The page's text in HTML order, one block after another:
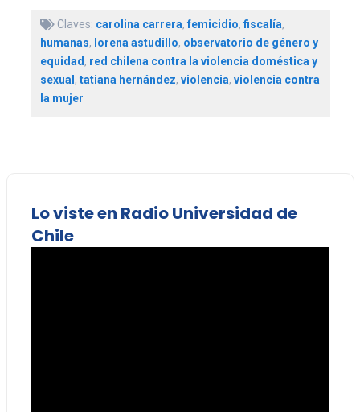
Claves: carolina carrera,femicidio, fiscalía,
humanas, lorena astudillo, observatorio de género y
equidad, red chilena contra la violencia doméstica y
sexual, tatiana hernández, violencia, violencia contra
la mujer
Lo viste en Radio Universidad de
Chile